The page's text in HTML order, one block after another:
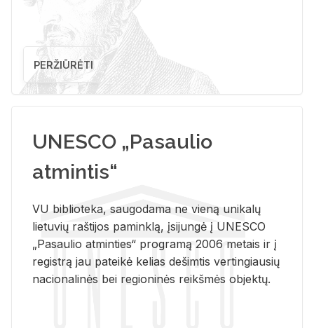
PERŽIŪRĖTI
UNESCO „Pasaulio
atmintis“
VU biblioteka, saugodama ne vieną unikalų
lietuvių raštijos paminklą, įsijungė į UNESCO
„Pasaulio atminties“ programą 2006 metais ir į
registrą jau pateikė kelias dešimtis vertingiausių
nacionalinės bei regioninės reikšmės objektų.